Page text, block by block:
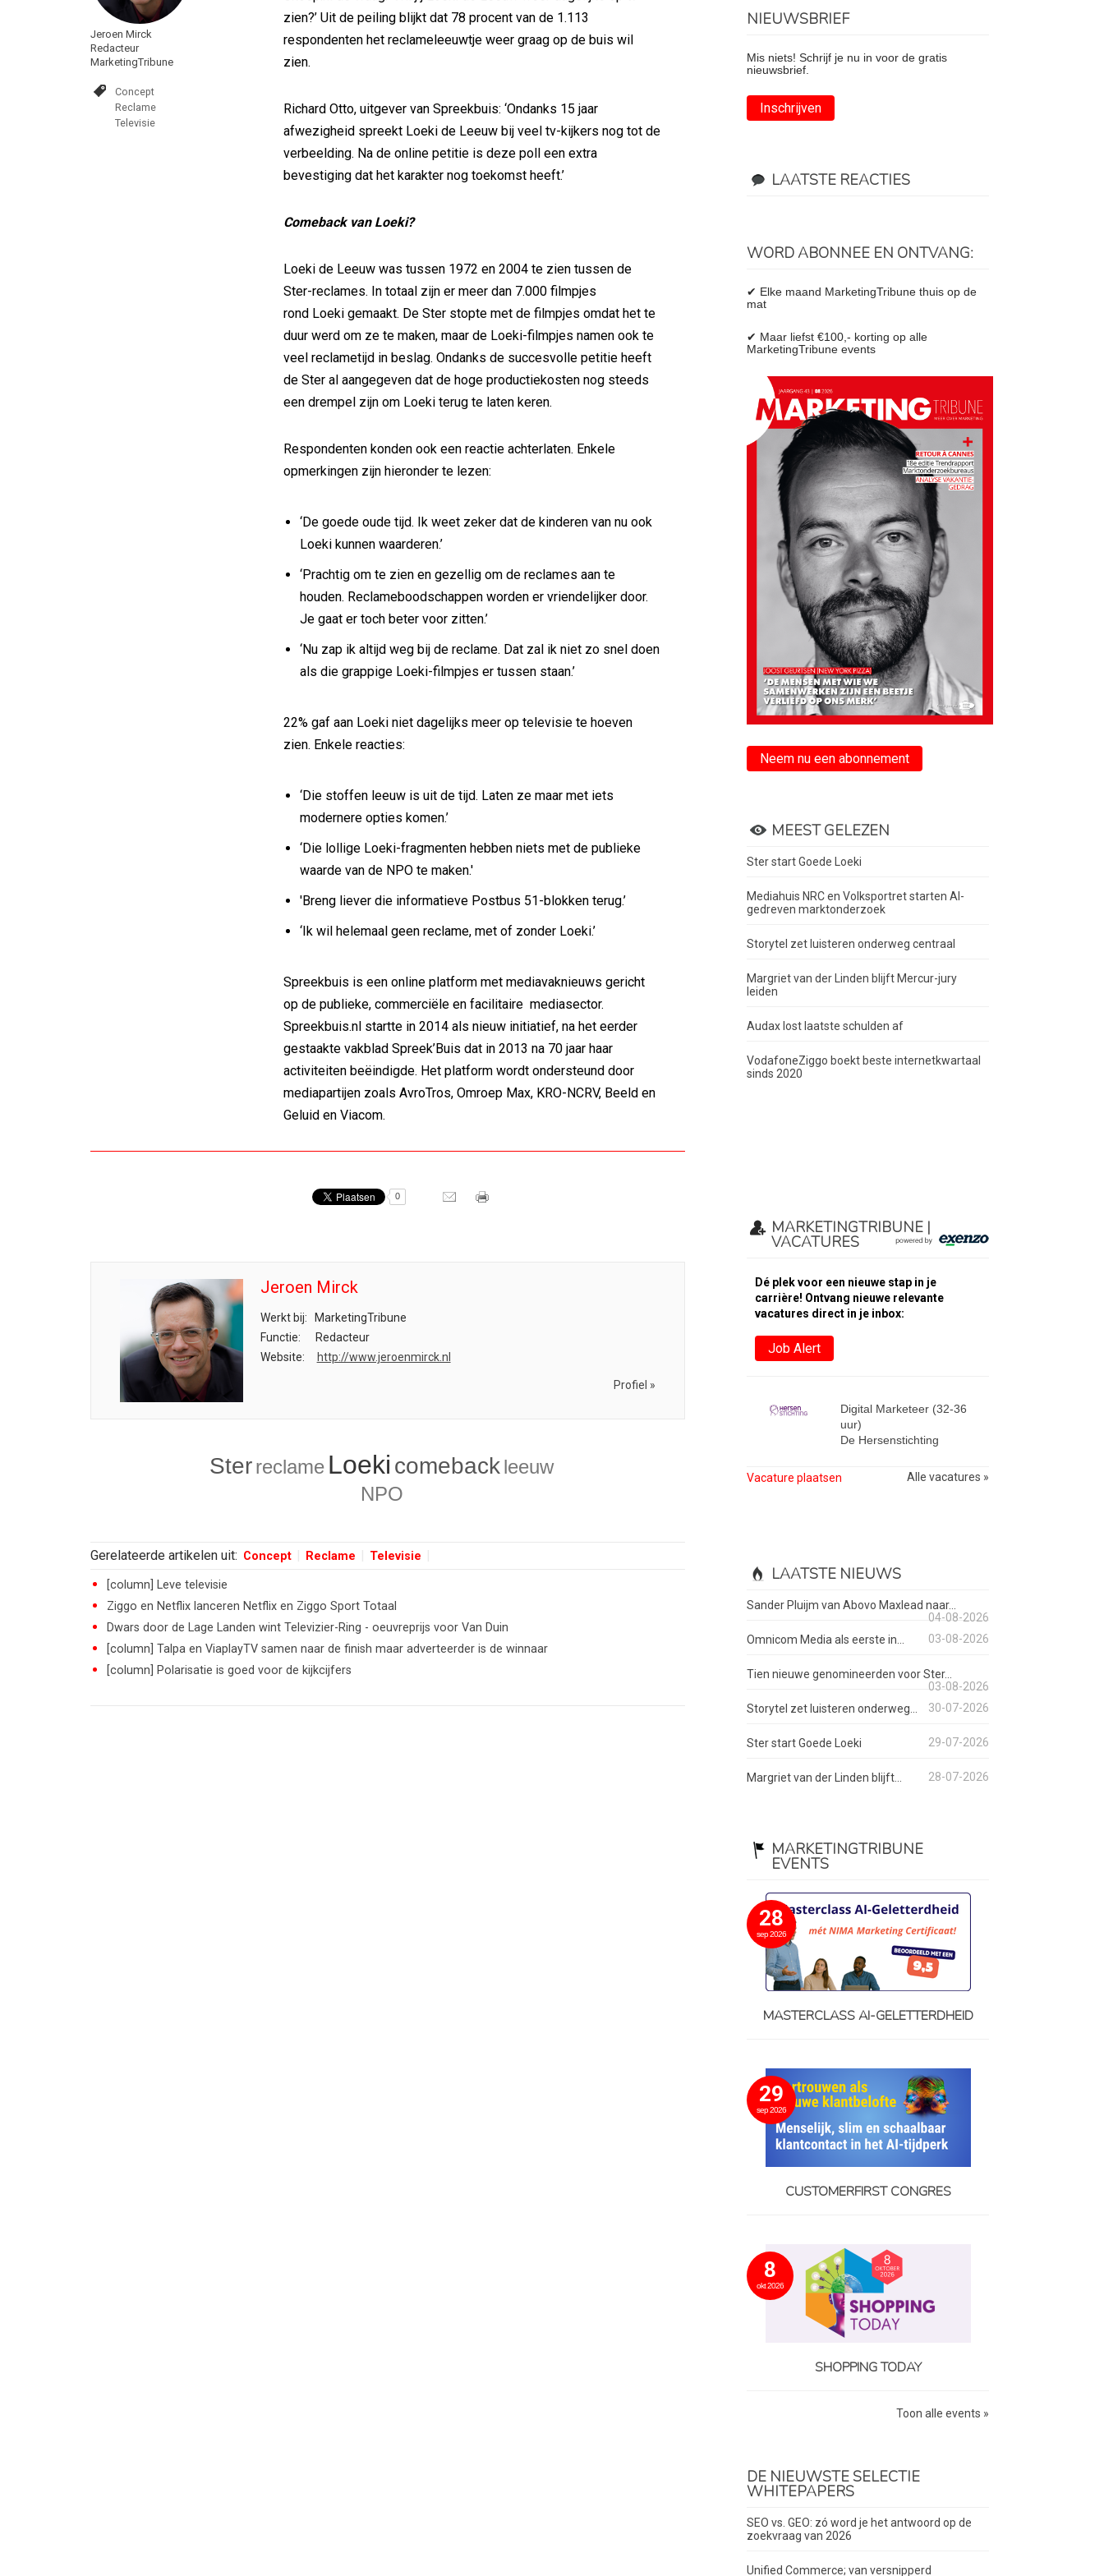
Jeroen Mirck
Redacteur
MarketingTribune
Concept
Reclame
Televisie
zien?’ Uit de peiling blijkt dat 78 procent van de 1.113
respondenten het reclameleeuwtje weer graag op de buis wil
zien.
Richard Otto, uitgever van Spreekbuis: ‘Ondanks 15 jaar
afwezigheid spreekt Loeki de Leeuw bij veel tv-kijkers nog tot de
verbeelding. Na de online petitie is deze poll een extra
bevestiging dat het karakter nog toekomst heeft.’
Comeback van Loeki?
Loeki de Leeuw was tussen 1972 en 2004 te zien tussen de
Ster-reclames. In totaal zijn er meer dan 7.000 filmpjes
rond Loeki gemaakt. De Ster stopte met de filmpjes omdat het te
duur werd om ze te maken, maar de Loeki-filmpjes namen ook te
veel reclametijd in beslag. Ondanks de succesvolle petitie heeft
de Ster al aangegeven dat de hoge productiekosten nog steeds
een drempel zijn om Loeki terug te laten keren.
Respondenten konden ook een reactie achterlaten. Enkele
opmerkingen zijn hieronder te lezen:
‘De goede oude tijd. Ik weet zeker dat de kinderen van nu ook
Loeki kunnen waarderen.’
‘Prachtig om te zien en gezellig om de reclames aan te
houden. Reclameboodschappen worden er vriendelijker door.
Je gaat er toch beter voor zitten.’
‘Nu zap ik altijd weg bij de reclame. Dat zal ik niet zo snel doen
als die grappige Loeki-filmpjes er tussen staan.’
22% gaf aan Loeki niet dagelijks meer op televisie te hoeven
zien. Enkele reacties:
‘Die stoffen leeuw is uit de tijd. Laten ze maar met iets
modernere opties komen.’
‘Die lollige Loeki-fragmenten hebben niets met de publieke
waarde van de NPO te maken.'
'Breng liever die informatieve Postbus 51-blokken terug.’
‘Ik wil helemaal geen reclame, met of zonder Loeki.’
Spreekbuis is een online platform met mediavaknieuws gericht
op de publieke, commerciële en facilitaire mediasector.
Spreekbuis.nl startte in 2014 als nieuw initiatief, na het eerder
gestaakte vakblad Spreek’Buis dat in 2013 na 70 jaar haar
activiteiten beëindigde. Het platform wordt ondersteund door
mediapartijen zoals AvroTros, Omroep Max, KRO-NCRV, Beeld en
Geluid en Viacom.
0
Jeroen Mirck
Werkt bij:
MarketingTribune
Functie:
Redacteur
Website:
http://www.jeroenmirck.nl
Profiel »
Sterreclame Loeki comebackleeuw
NPO
Gerelateerde artikelen uit: Concept Reclame Televisie
[column] Leve televisie
Ziggo en Netflix lanceren Netflix en Ziggo Sport Totaal
Dwars door de Lage Landen wint Televizier-Ring - oeuvreprijs voor Van Duin
[column] Talpa en ViaplayTV samen naar de finish maar adverteerder is de winnaar
[column] Polarisatie is goed voor de kijkcijfers
NIEUWSBRIEF
Mis niets! Schrijf je nu in voor de gratis
nieuwsbrief.
Inschrijven
LAATSTE REACTIES
WORD ABONNEE EN ONTVANG:
✔ Elke maand MarketingTribune thuis op de
mat
✔ Maar liefst €100,- korting op alle
MarketingTribune events
Neem nu een abonnement
MEEST GELEZEN
Ster start Goede Loeki
Mediahuis NRC en Volksportret starten AI-
gedreven marktonderzoek
Storytel zet luisteren onderweg centraal
Margriet van der Linden blijft Mercur-jury
leiden
Audax lost laatste schulden af
VodafoneZiggo boekt beste internetkwartaal
sinds 2020
MARKETINGTRIBUNE |
VACATURES
Dé plek voor een nieuwe stap in je
carrière! Ontvang nieuwe relevante
vacatures direct in je inbox:
Job Alert
Digital Marketeer (32-36
uur)
De Hersenstichting
Vacature plaatsen Alle vacatures »
LAATSTE NIEUWS
Sander Pluijm van Abovo Maxlead naar...
04-08-2026
Omnicom Media als eerste in...
03-08-2026
Tien nieuwe genomineerden voor Ster...
03-08-2026
Storytel zet luisteren onderweg...
30-07-2026
Ster start Goede Loeki 29-07-2026
Margriet van der Linden blijft... 28-07-2026
MARKETINGTRIBUNE
EVENTS
28
sep 2026
MASTERCLASS AI-GELETTERDHEID
29
sep 2026
CUSTOMERFIRST CONGRES
8
okt 2026
SHOPPING TODAY
Toon alle events »
DE NIEUWSTE SELECTIE
WHITEPAPERS
SEO vs. GEO: zó word je het antwoord op de
zoekvraag van 2026
Unified Commerce; van versnipperd